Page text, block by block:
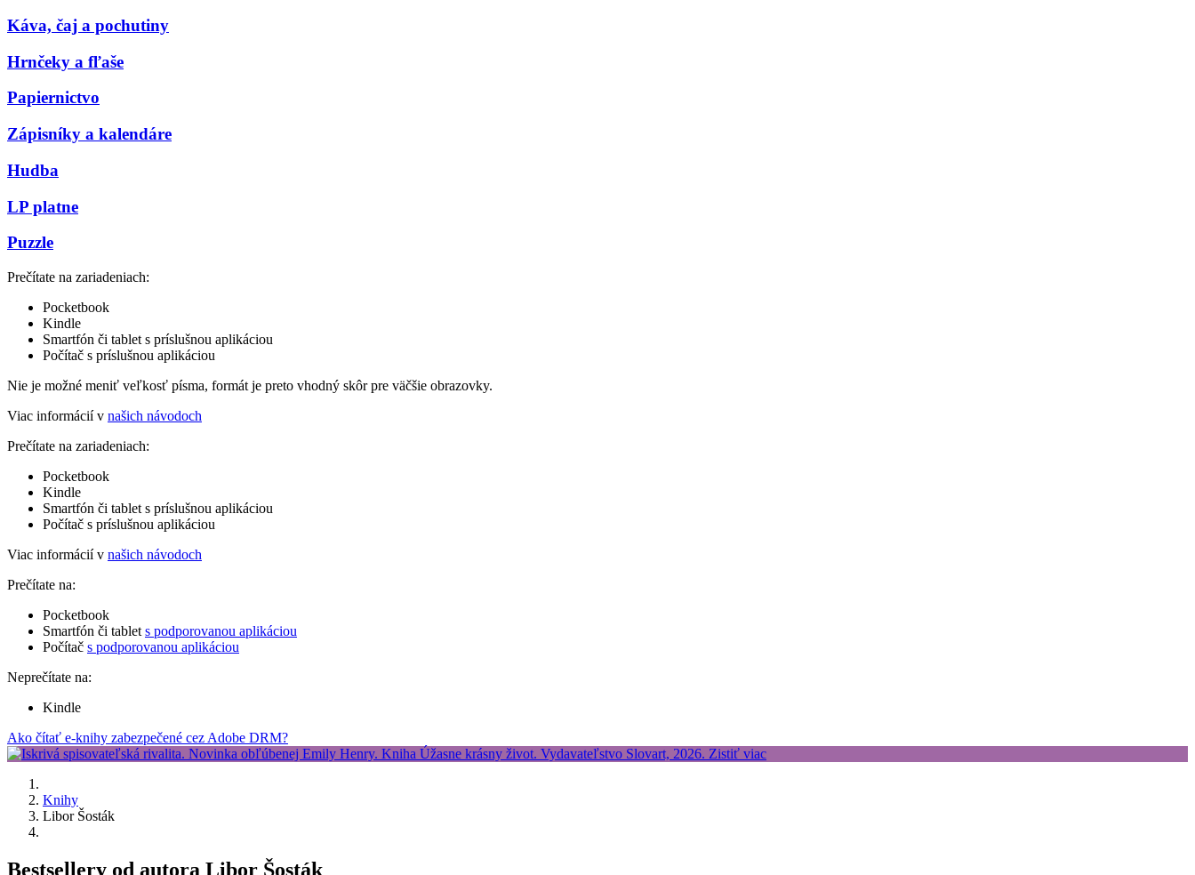
Káva, čaj a pochutiny
Hrnčeky a fľaše
Papiernictvo
Zápisníky a kalendáre
Hudba
LP platne
Puzzle
Prečítate na zariadeniach:
Pocketbook
Kindle
Smartfón či tablet s príslušnou aplikáciou
Počítač s príslušnou aplikáciou
Nie je možné meniť veľkosť písma, formát je preto vhodný skôr pre väčšie obrazovky.
Viac informácií v našich návodoch
Prečítate na zariadeniach:
Pocketbook
Kindle
Smartfón či tablet s príslušnou aplikáciou
Počítač s príslušnou aplikáciou
Viac informácií v našich návodoch
Prečítate na:
Pocketbook
Smartfón či tablet s podporovanou aplikáciou
Počítač s podporovanou aplikáciou
Neprečítate na:
Kindle
Ako čítať e-knihy zabezpečené cez Adobe DRM?
Knihy
Libor Šosták
Bestsellery od autora Libor Šosták